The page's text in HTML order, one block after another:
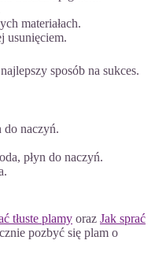
materiałach.
usunięciem.
sposób na sukces.
do naczyń.
płyn do naczyń.
tłuste plamy oraz Jak sprać
pozbyć się plam o